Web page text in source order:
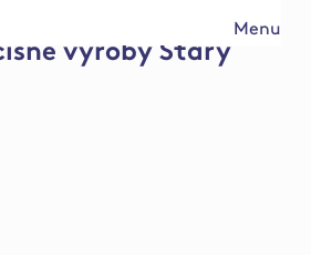
Menu
výroby Starý